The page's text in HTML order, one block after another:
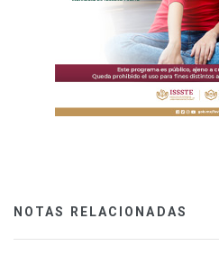
NOTAS RELACIONADAS